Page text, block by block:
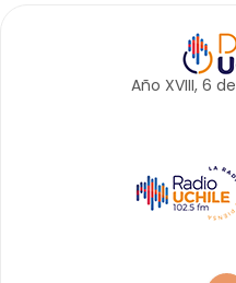
Año XVIII, 6 de